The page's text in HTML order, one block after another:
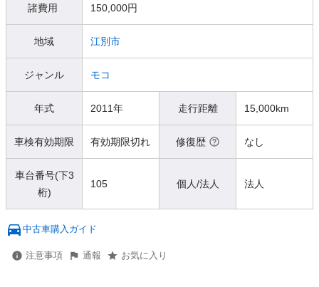
諸費用 150,000円
地域 江別市
ジャンル モコ
年式 2011年 走行距離 15,000km
車検有効期限 有効期限切れ 修復歴 なし
車台番号(下3
桁)
105 個人/法人 法人
中古車購入ガイド
注意事項 通報 お気に入り